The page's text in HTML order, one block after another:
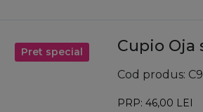
Pret special Cupio Oja
Cod produs
PRP: 46,00 LEI